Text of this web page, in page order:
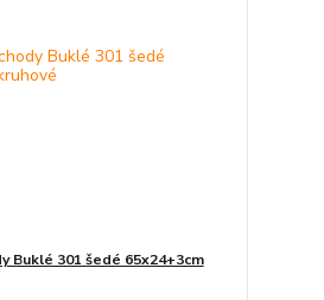
Buklé 301 šedé 65x24+3cm